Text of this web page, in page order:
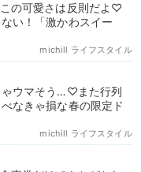
の可愛さは反則だよ♡
い！「激かわスイー
michill ライフスタイル
ゃウマそう…♡また行列
なきゃ損な春の限定ド
michill ライフスタイル